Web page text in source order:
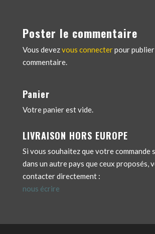
Poster le commentaire
Vous devezvous connecterpour publier
commentaire.
Panier
Votre panier est vide.
LIVRAISON HORS EUROPE
Si vous souhaitez que votre commande
dans un autre pays que ceux proposés,
contacter directement :
nous écrire